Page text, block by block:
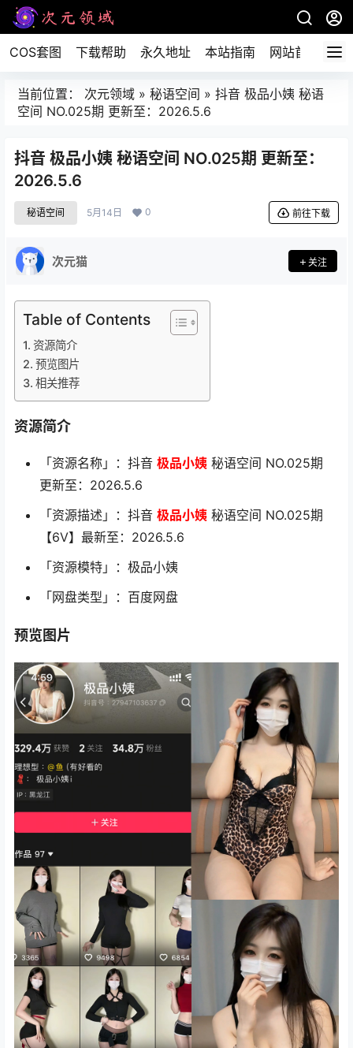
COS套图 下载帮助 永久地址 本站指南 网站首页
当前位置： 次元领域 » 秘语空间 » 抖音 极品小姨 秘语
空间 NO.025期 更新至：2026.5.6
抖音 极品小姨 秘语空间 NO.025期 更新至：
2026.5.6
秘语空间 5月14日 0 前往下载
次元猫 关注
Table of Contents
资源简介
预览图片
相关推荐
资源简介
「资源名称」：抖音 极品小姨 秘语空间 NO.025期
更新至：2026.5.6
「资源描述」：抖音 极品小姨 秘语空间 NO.025期
【6V】最新至：2026.5.6
「资源模特」：极品小姨
「网盘类型」：百度网盘
预览图片